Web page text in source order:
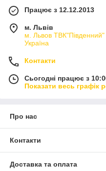
Працює з 12.12.2013
м. Львів
м. Львов ТВК"Південний"
Україна
Контакти
Сьогодні працює з
Показати весь графік
Про нас
Контакти
Доставка та оплата